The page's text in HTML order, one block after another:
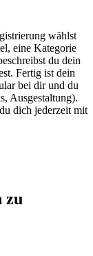
wählst
eine Kategorie
du dein
Fertig ist dein
bei dir und du
Ausgestaltung).
dich jederzeit mit
zu